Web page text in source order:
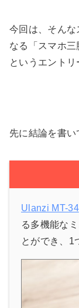
今回は、そんな
なる「スマホ
というエントリ
先に結論を書い
Ulanzi MT-34
る多機能な
とができ、1